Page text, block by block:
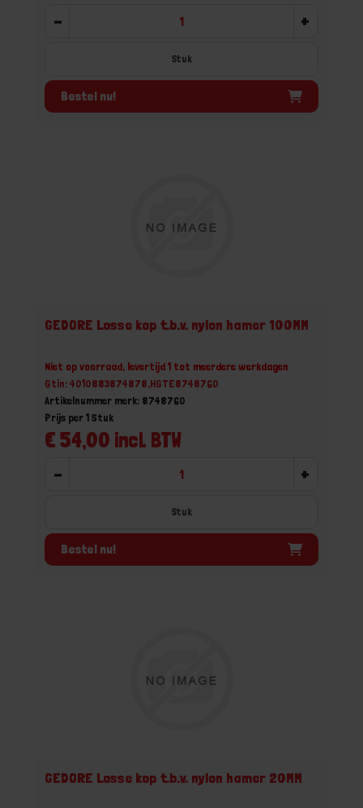
- +
Stuk
Bestel nu!
GEDORE Losse kop t.b.v. nylon hamer 100MM
Niet op voorraad, levertijd 1 tot meerdere werkdagen
Gtin: 4010883874878,HGTE8748760
Artikelnummer merk: 8748760
€ 54,00 incl. BTW
Prijs per 1 Stuk
- +
Stuk
Bestel nu!
GEDORE Losse kop t.b.v. nylon hamer 20MM